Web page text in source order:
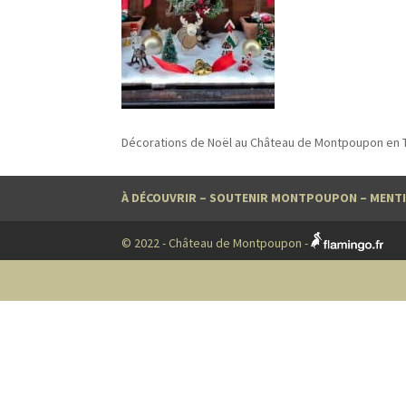
Décorations de Noël au Château de Montpoupon en
À DÉCOUVRIR – SOUTENIR MONTPOUPON –
© 2022 - Château de Montpoupon -